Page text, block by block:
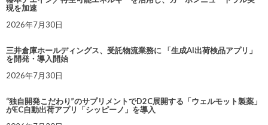
現を加速
2026年7月30日
三井倉庫ホールディングス、受託物流業務に 「生成AI出荷検品アプリ」
を開発・導入開始
2026年7月30日
“独自開発こだわり”のサプリメントでD2C展開する「ウェルモット製薬」
がEC自動出荷アプリ「シッピーノ」を導入